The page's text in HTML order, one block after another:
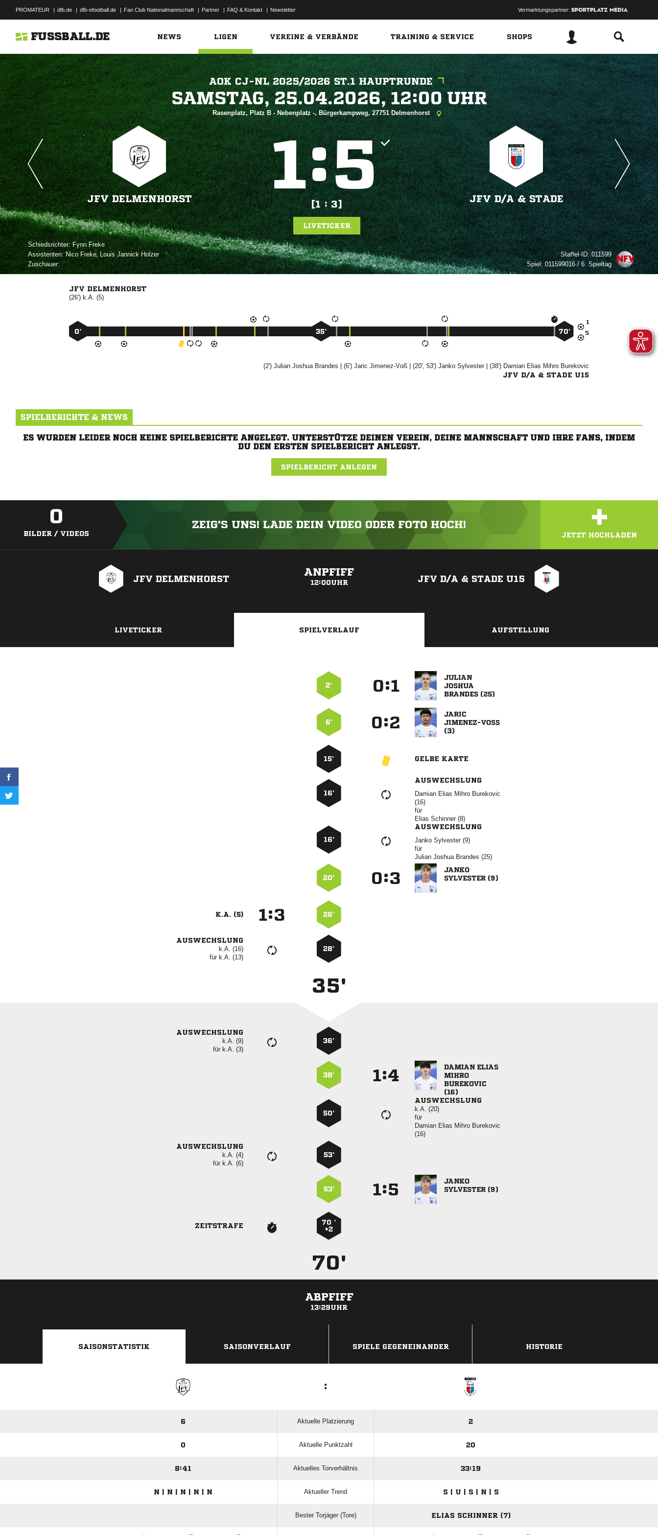
PROMATEUR | dfb.de | dfb-efootball.de | Fan Club Nationalmannschaft | Partner | FAQ & Kontakt | Newsletter Vermarktungspartner:
FUSSBALL.DE NEWS LIGEN VEREINE & VERBÄNDE TRAINING & SERVICE SHOPS
AOK CJ-NL 2025/2026 ST.1 HAUPTRUNDE
   
Rasenplatz, Platz B - Nebenplatz -, Bürgerkampweg, 27751 Delmenhorst
JFV DELMENHORST
:
[1 : 3]
JFV D/​A & STADE
LIVETICKER
Schiedsrichter: 
Assistenten: ,   
Zuschauer:
Staffel-ID:011599
Spiel:011599016 / 6. Spieltag
JFV DELMENHORST
(26') k.A. (5)


0’ 35’ 70’
(2')   | (6')  | (20', 53') | (38')    
JFV D/A & STADE U15
SPIELBERICHTE & NEWS
ES WURDEN LEIDER NOCH KEINE SPIELBERICHTE ANGELEGT. UNTERSTÜTZE DEINEN VEREIN, DEINE MANNSCHAFT UND IHRE FANS, INDEM
DU DEN ERSTEN SPIELBERICHT ANLEGST.
SPIELBERICHT ANLEGEN
0
BILDER / VIDEOS
ZEIG'S UNS! LADE DEIN VIDEO ODER FOTO HOCH! +
JETZT HOCHLADEN
JFV DELMENHORST
ANPFIFF
12:00UHR JFV D/A & STADE U15
LIVETICKER SPIELVERLAUF AUFSTELLUNG
2’ :


 
6’ :



15’ GELBE KARTE
16’
AUSWECHSLUNG
   

für
  
16’
AUSWECHSLUNG
  
für
   
20’ :

 
K.A. (5) : 26’
AUSWECHSLUNG
k.A. (16)
für k.A. (13)
28’
35'
AUSWECHSLUNG
k.A. (9)
für k.A. (3)
36’
38’ :
 



50’
AUSWECHSLUNG
k.A. (20)
für
   

AUSWECHSLUNG
k.A. (4)
für k.A. (6)
53’
53’ :

 
ZEITSTRAFE
70 ’
+2
70'
ABPFIFF
13:29UHR
SAISONSTATISTIK SAISONVERLAUF SPIELE GEGENEINANDER HISTORIE
:
6 Aktuelle Platzierung 2
0 Aktuelle Punktzahl 20
8:41 Aktuelles Torverhältnis 33:19
N | N | N | N | N Aktueller Trend S | U | S | N | S
Bester Torjäger (Tore) ELIAS SCHINNER (7)